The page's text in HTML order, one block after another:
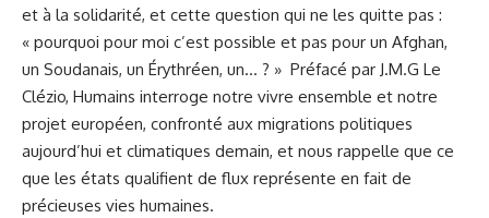
et à la solidarité, et cette question qui ne les quitte pas :
« pourquoi pour moi c’est possible et pas pour un Afghan,
un Soudanais, un Érythréen, un… ? » Préfacé par J.M.G Le
Clézio, Humains interroge notre vivre ensemble et notre
projet européen, confronté aux migrations politiques
aujourd’hui et climatiques demain, et nous rappelle que ce
que les états qualifient de flux représente en fait de
précieuses vies humaines.